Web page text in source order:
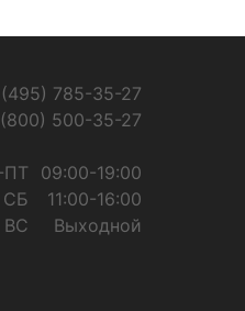
785-35-27
500-35-27
09:00-19:00
СБ
11:00-16:00
ВС
Выходной